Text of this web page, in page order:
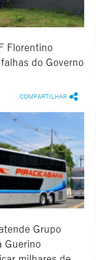
Florentino
do Governo
COMPARTILHAR
Grupo
Guerino